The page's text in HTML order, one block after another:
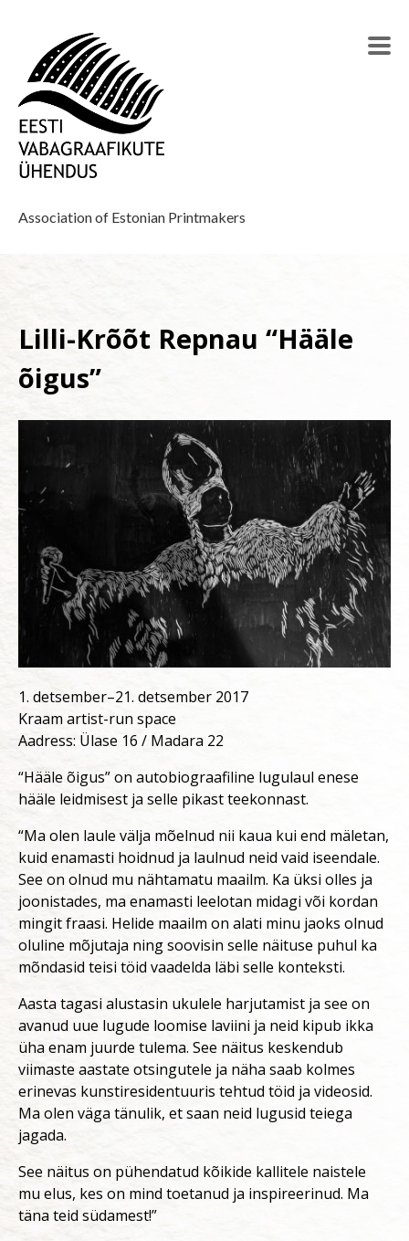
Association of Estonian Printmakers
Lilli-Krõõt Repnau “Hääle
õigus”
1. detsember–21. detsember 2017
Kraam artist-run space
Aadress: Ülase 16 / Madara 22
“Hääle õigus” on autobiograafiline lugulaul enese
hääle leidmisest ja selle pikast teekonnast.
“Ma olen laule välja mõelnud nii kaua kui end mäletan,
kuid enamasti hoidnud ja laulnud neid vaid iseendale.
See on olnud mu nähtamatu maailm. Ka üksi olles ja
joonistades, ma enamasti leelotan midagi või kordan
mingit fraasi. Helide maailm on alati minu jaoks olnud
oluline mõjutaja ning soovisin selle näituse puhul ka
mõndasid teisi töid vaadelda läbi selle konteksti.
Aasta tagasi alustasin ukulele harjutamist ja see on
avanud uue lugude loomise laviini ja neid kipub ikka
üha enam juurde tulema. See näitus keskendub
viimaste aastate otsingutele ja näha saab kolmes
erinevas kunstiresidentuuris tehtud töid ja videosid.
Ma olen väga tänulik, et saan neid lugusid teiega
jagada.
See näitus on pühendatud kõikide kallitele naistele
mu elus, kes on mind toetanud ja inspireerinud. Ma
täna teid südamest!”